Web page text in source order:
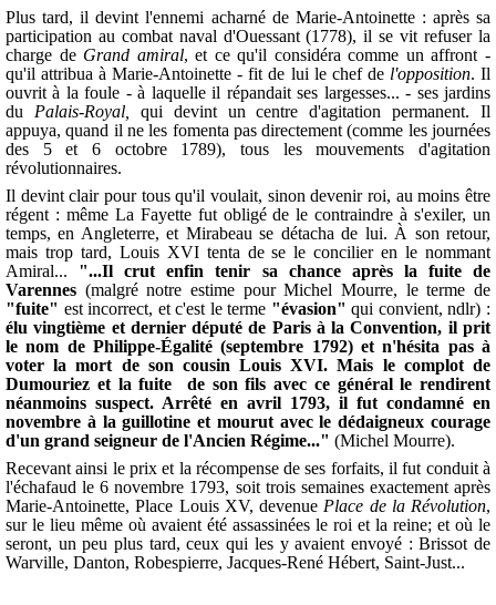
Plus tard, il devint l'ennemi acharné de Marie-Antoinette : après sa
participation au combat naval d'Ouessant (1778), il se vit refuser la
charge deGrand amiral, et ce qu'il considéra comme un affront -
qu'il attribua à Marie-Antoinette - fit de lui le chef de l'opposition. Il
ouvrit à la foule - à laquelle il répandait ses largesses... - ses jardins
du Palais-Royal,
qui devint un centre d'agitation permanent. Il
appuya, quand il ne les fomenta pas directement (comme les journées
des 5 et 6 octobre 1789), tous les mouvements d'agitation
révolutionnaires.
Il devint clair pour tous qu'il voulait, sinon devenir roi, au moins être
régent : même La Fayette fut obligé de le contraindre à s'exiler, un
temps, en Angleterre, et Mirabeau se détacha de lui. À son retour,
mais trop tard, Louis XVI tenta de se le concilier en le nommant
Amiral... "...Il crut enfin tenir sa chance après la fuite de
Varennes (malgré notre estime pour Michel Mourre, le terme de
"fuite" est incorrect, et c'est le terme "évasion" qui convient, ndlr) :
élu vingtième et dernier député de Paris à la Convention, il prit
le nom de Philippe-Égalité (septembre 1792) et n'hésita pas à
voter la mort de son cousin Louis XVI. Mais le complot de
Dumouriez et la fuite de son fils avec ce général le rendirent
néanmoins suspect. Arrêté en avril 1793, il fut condamné en
novembre à la guillotine et mourut avec le dédaigneux courage
d'un grand seigneur de l'Ancien Régime..." (Michel Mourre).
Recevant ainsi le prix et la récompense de ses forfaits, il fut conduit à
l'échafaud le 6 novembre 1793, soit trois semaines exactement après
Marie-Antoinette, Place Louis XV, devenue Place de la Révolution,
sur le lieu même où avaient été assassinées le roi et la reine; et où le
seront, un peu plus tard, ceux qui les y avaient envoyé :Brissot de
Warville, Danton, Robespierre, Jacques-René Hébert, Saint-Just...